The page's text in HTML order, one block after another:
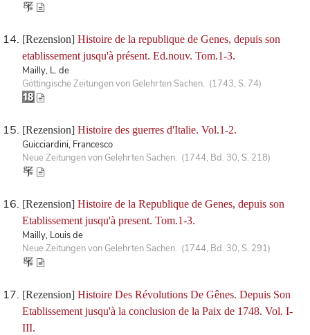
[Rezension] Histoire de la republique de Genes, depuis son
etablissement jusqu'à présent. Ed.nouv. Tom.1-3.
Mailly, L. de
Göttingische Zeitungen von Gelehrten Sachen. (1743, S. 74)
[Rezension] Histoire des guerres d'Italie. Vol.1-2.
Guicciardini, Francesco
Neue Zeitungen von Gelehrten Sachen. (1744, Bd. 30, S. 218)
[Rezension] Histoire de la Republique de Genes, depuis son
Etablissement jusqu'à present. Tom.1-3.
Mailly, Louis de
Neue Zeitungen von Gelehrten Sachen. (1744, Bd. 30, S. 291)
[Rezension] Histoire Des Révolutions De Gênes. Depuis Son
Etablissement jusqu'à la conclusion de la Paix de 1748. Vol. I-
III.